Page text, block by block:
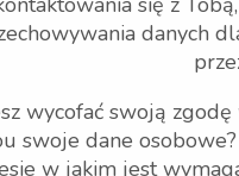
danych
wycofać swoją
swoje dane
w jakim jest